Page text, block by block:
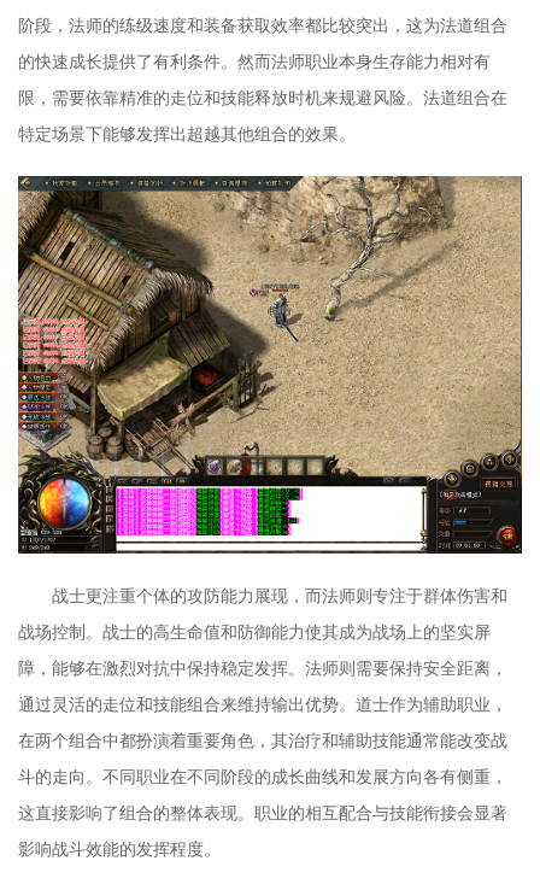
阶段，法师的练级速度和装备获取效率都比较突出，这为法道组合
的快速成长提供了有利条件。然而法师职业本身生存能力相对有
限，需要依靠精准的走位和技能释放时机来规避风险。法道组合在
特定场景下能够发挥出超越其他组合的效果。
战士更注重个体的攻防能力展现，而法师则专注于群体伤害和
战场控制。战士的高生命值和防御能力使其成为战场上的坚实屏
障，能够在激烈对抗中保持稳定发挥。法师则需要保持安全距离，
通过灵活的走位和技能组合来维持输出优势。道士作为辅助职业，
在两个组合中都扮演着重要角色，其治疗和辅助技能通常能改变战
斗的走向。不同职业在不同阶段的成长曲线和发展方向各有侧重，
这直接影响了组合的整体表现。职业的相互配合与技能衔接会显著
影响战斗效能的发挥程度。